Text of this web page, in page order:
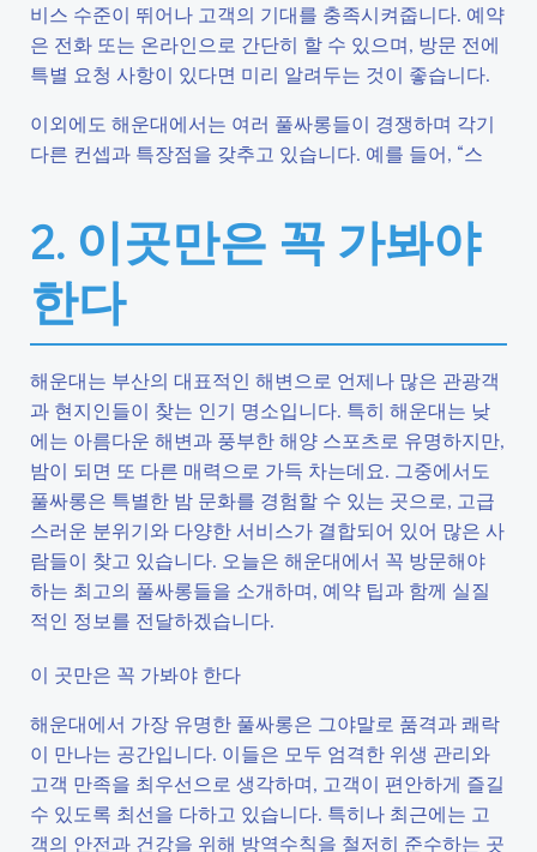
비스 수준이 뛰어나 고객의 기대를 충족시켜줍니다. 예약
은 전화 또는 온라인으로 간단히 할 수 있으며, 방문 전에
특별 요청 사항이 있다면 미리 알려두는 것이 좋습니다.
이외에도 해운대에서는 여러 풀싸롱들이 경쟁하며 각기
다른 컨셉과 특장점을 갖추고 있습니다. 예를 들어, “스
2. 이곳만은 꼭 가봐야
한다
해운대는 부산의 대표적인 해변으로 언제나 많은 관광객
과 현지인들이 찾는 인기 명소입니다. 특히 해운대는 낮
에는 아름다운 해변과 풍부한 해양 스포츠로 유명하지만,
밤이 되면 또 다른 매력으로 가득 차는데요. 그중에서도
풀싸롱은 특별한 밤 문화를 경험할 수 있는 곳으로, 고급
스러운 분위기와 다양한 서비스가 결합되어 있어 많은 사
람들이 찾고 있습니다. 오늘은 해운대에서 꼭 방문해야
하는 최고의 풀싸롱들을 소개하며, 예약 팁과 함께 실질
적인 정보를 전달하겠습니다.
이 곳만은 꼭 가봐야 한다
해운대에서 가장 유명한 풀싸롱은 그야말로 품격과 쾌락
이 만나는 공간입니다. 이들은 모두 엄격한 위생 관리와
고객 만족을 최우선으로 생각하며, 고객이 편안하게 즐길
수 있도록 최선을 다하고 있습니다. 특히나 최근에는 고
객의 안전과 건강을 위해 방역수칙을 철저히 준수하는 곳